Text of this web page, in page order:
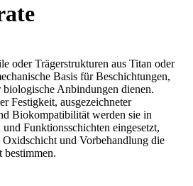
oder Trägerstrukturen aus Titan oder
Basis für Beschichtungen,
Anbindungen dienen.
Festigkeit, ausgezeichneter
Biokompatibilität werden sie in
Funktionsschichten eingesetzt,
und Vorbehandlung die